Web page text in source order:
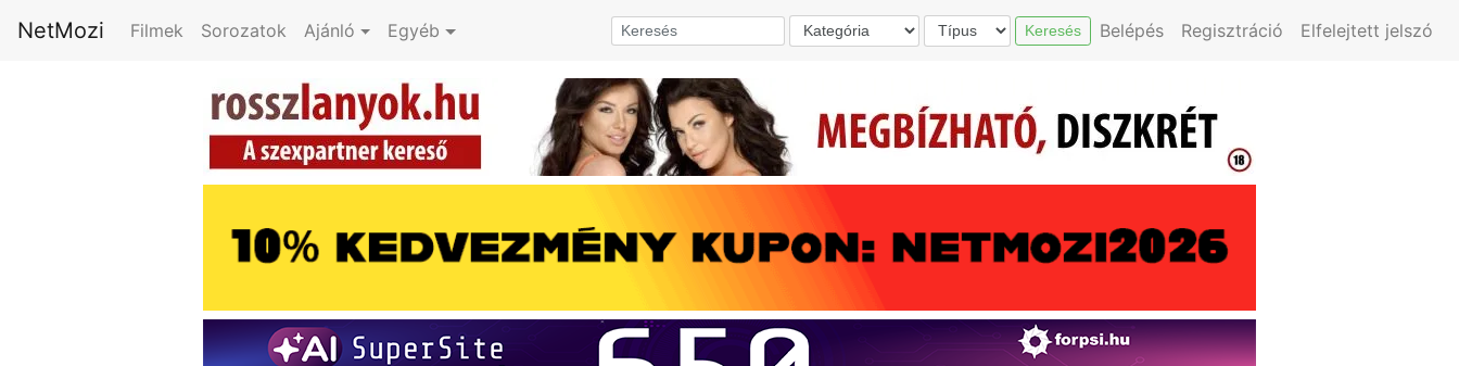
NetMozi Filmek Sorozatok Ajánló Egyéb Keresés Belépés Regisztráció Elfelejtett jelszó